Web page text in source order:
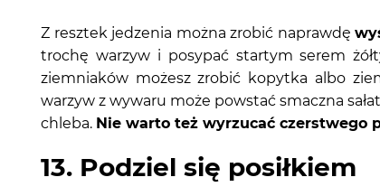
Z resztek jedzenia można zrobić naprawdę
trochę warzyw i posypać startym serem
ziemniaków możesz zrobić kopytka albo
warzyw z wywaru może powstać smaczna
chleba. Nie warto też wyrzucać czerstwego
13. Podziel się posiłkiem